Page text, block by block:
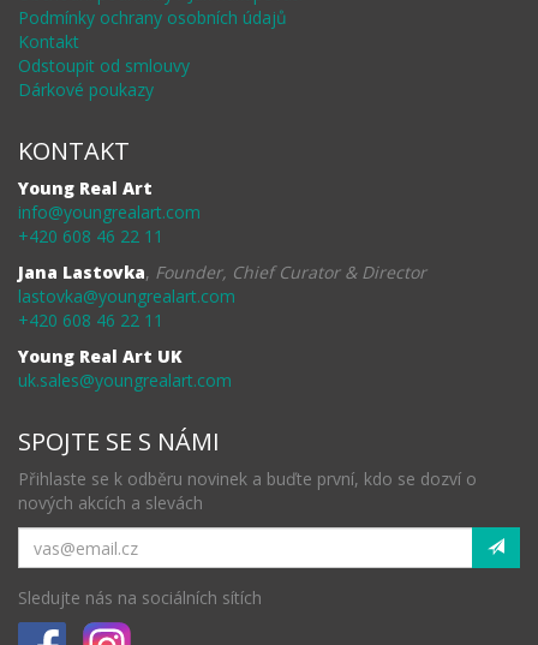
Podmínky ochrany osobních údajů
Kontakt
Odstoupit od smlouvy
Dárkové poukazy
KONTAKT
Young Real Art
info@youngrealart.com
+420 608 46 22 11
Jana Lastovka, Founder, Chief Curator & Director
lastovka@youngrealart.com
+420 608 46 22 11
Young Real Art UK
uk.sales@youngrealart.com
SPOJTE SE S NÁMI
Přihlaste se k odběru novinek a buďte první, kdo se dozví o
nových akcích a slevách
Sledujte nás na sociálních sítích